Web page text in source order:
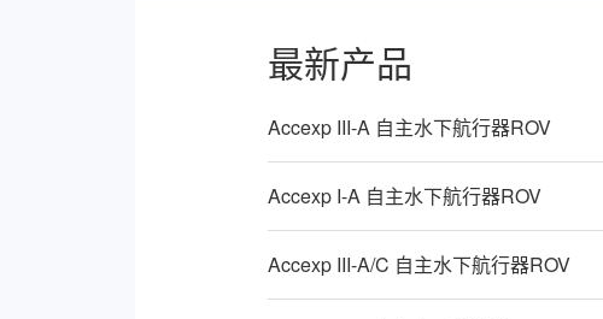
最新产品
Accexp III-A 自主水下航行器ROV
Accexp I-A 自主水下航行器ROV
Accexp III-A/C 自主水下航行器ROV